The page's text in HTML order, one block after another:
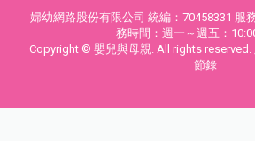
婦幼網路股份有限公司 統編：70458331 服
務時間：週一～週五：
Copyright © 嬰兒與母親. All rights
節錄